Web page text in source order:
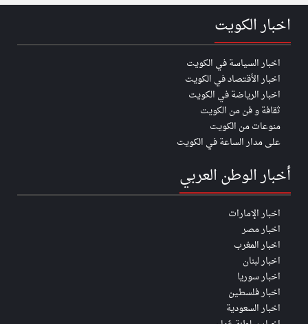
اخبار الكويت
اخبار السياسة في الكويت
اخبار الأقتصاد في الكويت
اخبار الرياضة في الكويت
ثقافة و فن من الكويت
منوعات من الكويت
على مدار الساعة في الكويت
أخبار الوطن العربي
اخبار الإمارات
اخبار مصر
اخبار المغرب
اخبار لبنان
اخبار سوريا
اخبار فلسطين
اخبار السعودية